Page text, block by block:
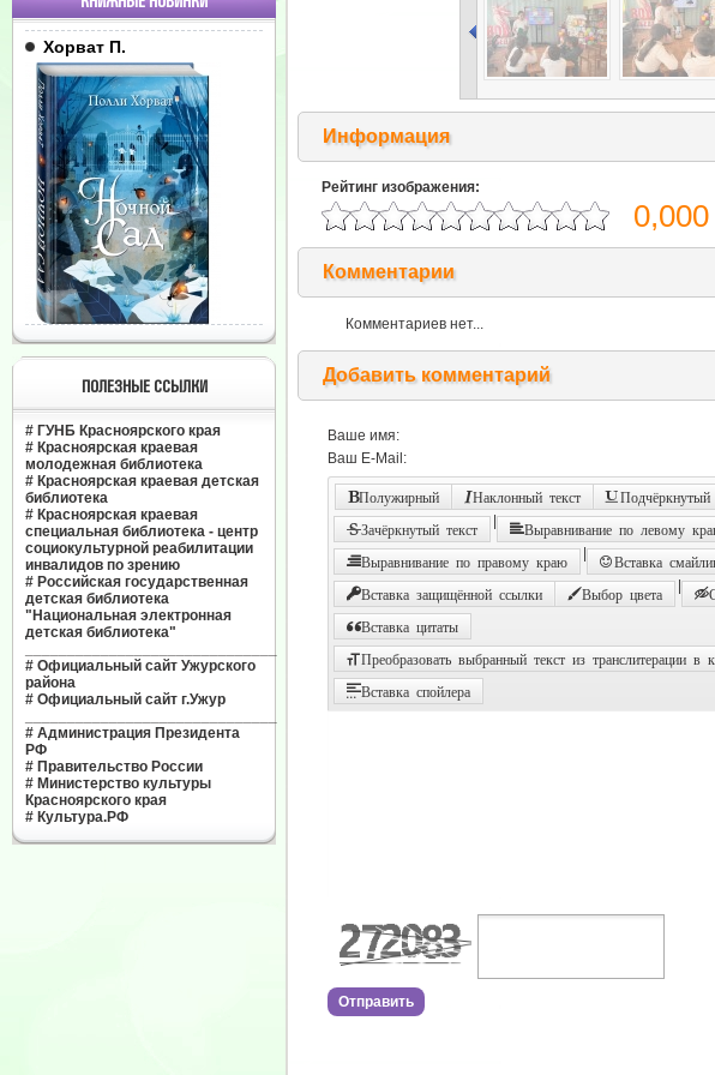
Хорват П.
ПОЛЕЗНЫЕ ССЫЛКИ
# ГУНБ Красноярского края
# Красноярская краевая
молодежная библиотека
# Красноярская краевая детская
библиотека
# Красноярская краевая
специальная библиотека - центр
социокультурной реабилитации
инвалидов по зрению
# Российская государственная
детская библиотека
"Национальная электронная
детская библиотека"
# Официальный сайт Ужурского
района
# Официальный сайт г.Ужур
# Администрация Президента
РФ
# Правительство России
# Министерство культуры
Красноярского края
# Культура.РФ
Информация
Рейтинг изображения:
0,000
Комментарии
Комментариев нет...
Добавить комментарий
Ваше имя:
Ваш E-Mail:
Полужирный Наклонный текст Подчёркнутый
Зачёркнутый текст Выравнивание по левому
Выравнивание по правому краю Вставка
Вставка защищённой ссылки Выбор цвета
Вставка цитаты
Преобразовать выбранный текст из транслитерации в
Вставка спойлера